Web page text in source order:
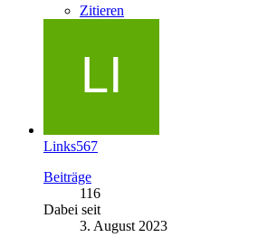
Zitieren
Links567
Beiträge
116
Dabei seit
3. August 2023